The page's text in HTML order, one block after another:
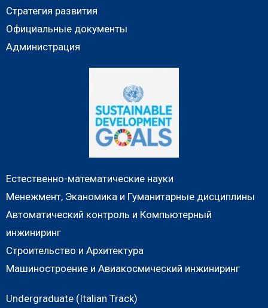
Стратегия развития
Официальные документы
Администрация
Естественно-математические науки
Менежмент, Эканомика и Гуманитарные дисциплины
Автоматический контроль и Компьютерный
инжиниринг
Строительство и Архитектура
Машиностроение и Авиакосмический инжиниринг
Undergraduate (Italian Track)